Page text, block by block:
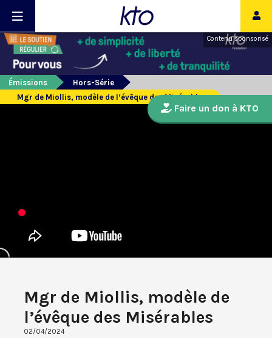
Contenu sponsorisé
Émissions
Hors-Série
Mgr de Miollis, modèle de l’évêque des Misérables
Mgr de Miollis, modèle de
l’évêque des Misérables
02/04/2024
Faire un don à KTO